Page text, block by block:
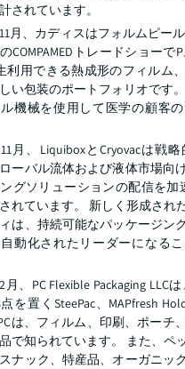
されています。
月、カディスはフォルムピー
COMPAMEDトレードショー
利用できる熱成形のフィルム
い包装のポートフォリオです
機械を使用して医学の顧客
月、LiquiboxとCryovacは戦
ーバル流体および液体市場向
グソリューションの配信を加
れています。 新しく形成され
は、持続可能なパッケージン
動化されたリーダーになる
月、PC Flexible Packaging LLC
を置くSteePac、MAPfresh
は、フィルム、印刷、ポーチ
で知られています。 また、ペ
ナック、特産品、オーガニッ